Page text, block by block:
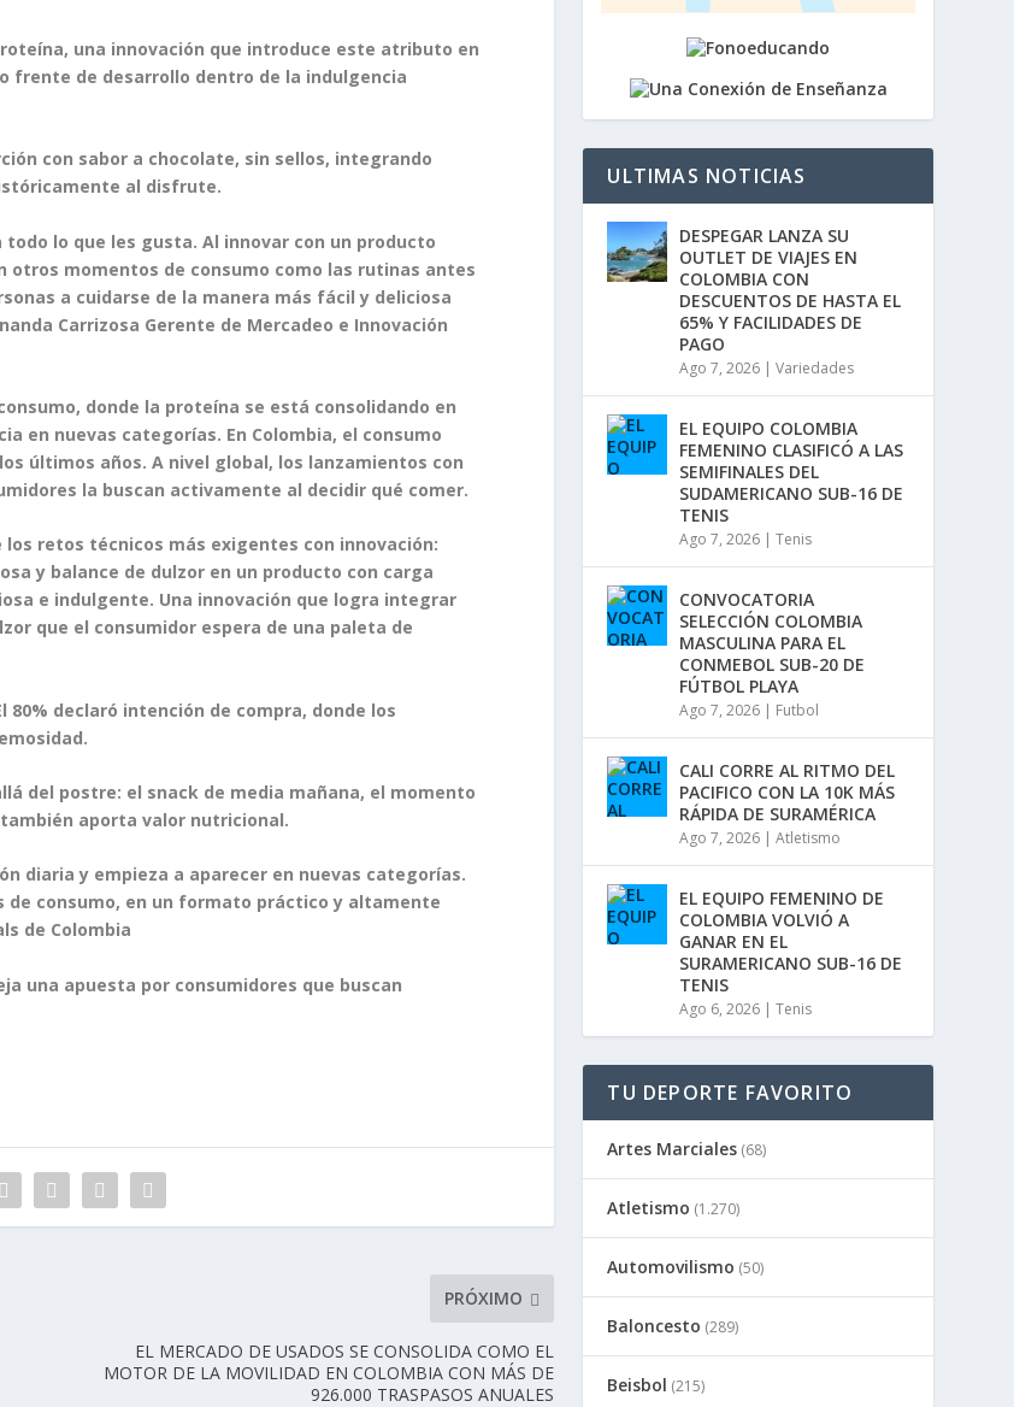
una innovación que introduce este atributo en
frente de desarrollo dentro de la indulgencia
con sabor a chocolate, sin sellos, integrando
al disfrute.
lo que les gusta. Al innovar con un producto
momentos de consumo como las rutinas antes
a cuidarse de la manera más fácil y deliciosa
Carrizosa Gerente de Mercadeo e Innovación
donde la proteína se está consolidando en
en nuevas categorías. En Colombia, el consumo
últimos años. A nivel global, los lanzamientos con
la buscan activamente al decidir qué comer.
retos técnicos más exigentes con innovación:
y balance de dulzor en un producto con carga
e indulgente. Una innovación que logra integrar
que el consumidor espera de una paleta de
declaró intención de compra, donde los
del postre: el snack de media mañana, el momento
aporta valor nutricional.
diaria y empieza a aparecer en nuevas categorías.
consumo, en un formato práctico y altamente
de Colombia
una apuesta por consumidores que buscan
PRÓXIMO
EL MERCADO DE USADOS SE CONSOLIDA COMO EL
MOTOR DE LA MOVILIDAD EN COLOMBIA CON MÁS DE
926.000 TRASPASOS ANUALES
b
a
a
a
m
e
t
a
r
o
d
n
i
e
l
u
m
e
ULTIMAS NOTICIAS
DESPEGAR LANZA SU
OUTLET DE VIAJES EN
COLOMBIA CON
DESCUENTOS DE HASTA EL
65% Y FACILIDADES DE
PAGO
Ago 7, 2026 |Variedades
EL EQUIPO COLOMBIA
FEMENINO CLASIFICÓ A LAS
SEMIFINALES DEL
SUDAMERICANO SUB-16 DE
TENIS
Ago 7, 2026 |Tenis
CONVOCATORIA
SELECCIÓN COLOMBIA
MASCULINA PARA EL
CONMEBOL SUB-20 DE
FÚTBOL PLAYA
Ago 7, 2026 | Futbol
CALI CORRE AL RITMO DEL
PACIFICO CON LA 10K MÁS
RÁPIDA DE SURAMÉRICA
Ago 7, 2026 |Atletismo
EL EQUIPO FEMENINO DE
COLOMBIA VOLVIÓ A
GANAR EN EL
SURAMERICANO SUB-16 DE
TENIS
Ago 6, 2026 |Tenis
TU DEPORTE FAVORITO
Artes Marciales (68)
Atletismo (1.270)
Automovilismo (50)
Baloncesto (289)
Beisbol (215)